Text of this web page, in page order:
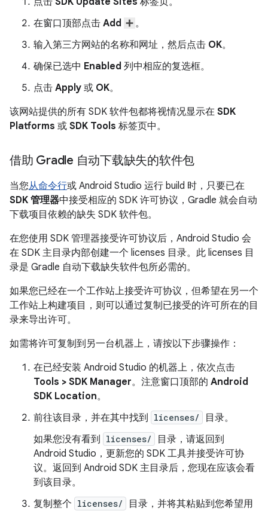
在窗口顶部点击 Add
。
输入第三方网站的名称和网址，然后点击 OK。
确保已选中 Enabled 列中相应的复选框。
点击 Apply 或 OK。
该网站提供的所有 SDK 软件包都将视情况显示在 SDK
Platforms 或 SDK Tools 标签页中。
借助 Gradle 自动下载缺失的软件包
当您从命令行或 Android Studio 运行 build 时，只要已在
SDK 管理器中接受相应的 SDK 许可协议，Gradle 就会自动
下载项目依赖的缺失 SDK 软件包。
在您使用 SDK 管理器接受许可协议后，Android Studio 会
在 SDK 主目录内部创建一个 licenses 目录。此 licenses 目
录是 Gradle 自动下载缺失软件包所必需的。
如果您已经在一个工作站上接受许可协议，但希望在另一个
工作站上构建项目，则可以通过复制已接受的许可所在的目
录来导出许可。
如需将许可复制到另一台机器上，请按以下步骤操作：
在已经安装 Android Studio 的机器上，依次点击
Tools > SDK Manager。注意窗口顶部的 Android
SDK Location。
前往该目录，并在其中找到
licenses/
目录。
如果您没有看到
licenses/
目录，请返回到
Android Studio，更新您的 SDK 工具并接受许可协
议。返回到 Android SDK 主目录后，您现在应该会看
到该目录。
复制整个 licenses/
目录，并将其粘贴到您希望用